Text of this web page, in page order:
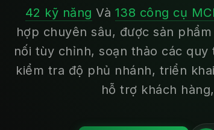
42 kỹ năng Và 138 công cụ
hợp chuyên sâu, được sản
nối tùy chỉnh, soạn thảo các
kiểm tra độ phủ nhánh, triển
hỗ trợ khách